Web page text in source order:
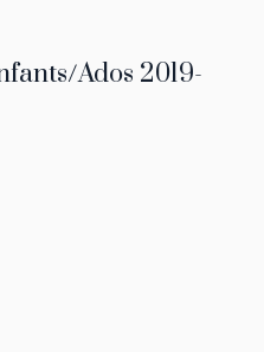
Ados 2019-